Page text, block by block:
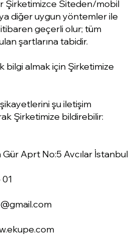
Şirketimizce Siteden/mobil
diğer uygun yöntemler ile
geçerli olur; tüm
şartlarına tabidir.
bilgi almak için Şirketimize
şu iletişim
Şirketimize bildirebilir:
Aprt No:5 Avcılar İstanbul